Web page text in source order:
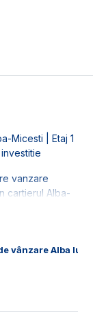
vânzare Alba Iulia
Micesti | Etaj 1
vanzare
cartierul Alba-
compusa din: